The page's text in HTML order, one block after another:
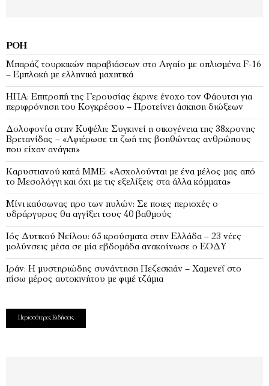
ΡΟΉ
Μπαράζ τουρκικών παραβιάσεων στο Αιγαίο με οπλισμένα F-16
– Εμπλοκή με ελληνικά μαχητικά
ΗΠΑ: Επιτροπή της Γερουσίας έκρινε ένοχο τον Φάουτσι για
περιφρόνηση του Κογκρέσου – Προτείνει άσκηση διώξεων
Δολοφονία στην Κυψέλη: Συγκινεί η οικογένεια της 38χρονης
Βρετανίδας – «Αφιέρωσε τη ζωή της βοηθώντας ανθρώπους
που είχαν ανάγκη»
Καρυστιανού κατά ΜΜΕ: «Ασχολούνται με ένα μέλος μας από
το Μεσολόγγι και όχι με τις εξελίξεις στα άλλα κόμματα»
Μίνι καύσωνας προ των πυλών: Σε ποιες περιοχές ο
υδράργυρος θα αγγίξει τους 40 βαθμούς
Ιός Δυτικού Νείλου: 65 κρούσματα στην Ελλάδα – 23 νέες
μολύνσεις μέσα σε μία εβδομάδα ανακοίνωσε ο ΕΟΔΥ
Ιράν: Η μυστηριώδης συνάντηση Πεζεσκιάν – Χαμενεΐ στο
πίσω μέρος αυτοκινήτου με φιμέ τζάμια
Περισσότερες Ειδήσεις